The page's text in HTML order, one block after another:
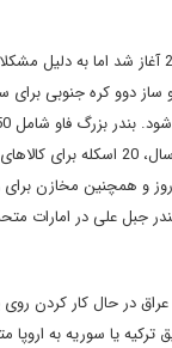
متحده عربی که دارای 67 اسکله
عراق در حال کار کردن
ترکیه یا سوریه به